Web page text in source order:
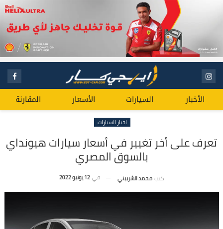
الأخبار السيارات الأسعار المقارنة
اخبار السيارات
تعرف على أخر تغيير في أسعار سيارات هيونداي
بالسوق المصري
كتب محمد الشربيني في 12 يونيو 2022